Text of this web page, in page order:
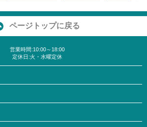
ページトップに戻る
営業時間:10:00～18:00
定休日:火・水曜定休